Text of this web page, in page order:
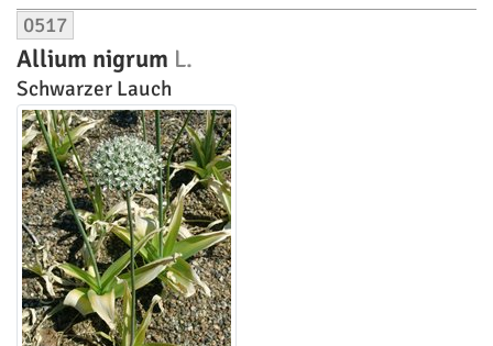
0517
Allium nigrum L.
Schwarzer Lauch